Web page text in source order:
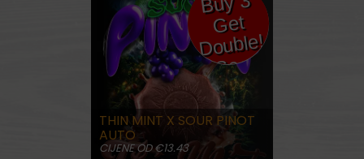
Get
Double!
Seeds
THIN MINT X SOUR PINOT
AUTO
CIJENE OD €13.43